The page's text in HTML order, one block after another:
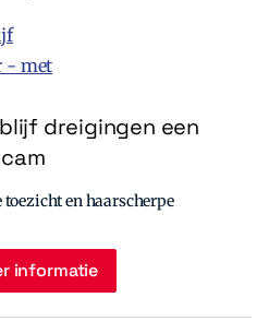
dreigingen een
toezicht en haarscherpe
informatie